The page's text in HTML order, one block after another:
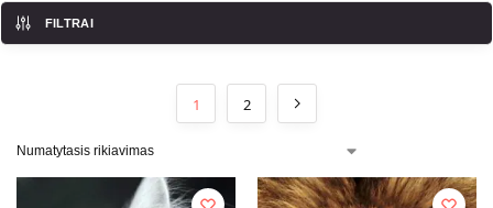
FILTRAI
1 2